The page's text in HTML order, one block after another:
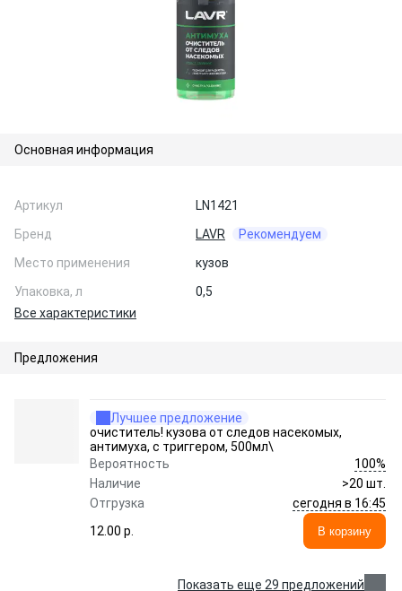
Основная информация
Артикул
LN1421
Бренд
LAVR
Рекомендуем
Место применения
кузов
Упаковка, л
0,5
Все характеристики
Предложения
Лучшее предложение
очиститель! кузова от следов насекомых,
антимуха, с триггером, 500мл\
Вероятность
100%
Наличие
>20 шт.
Отгрузка
сегодня в 16:45
12.00 p.
В корзину
Показать еще 29 предложений